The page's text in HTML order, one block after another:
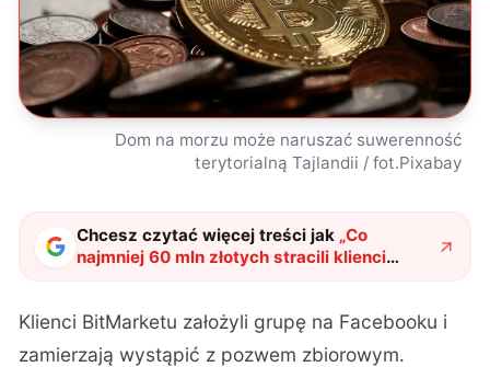
Dom na morzu może naruszać suwerenność
terytorialną Tajlandii / fot.Pixabay
Chcesz czytać więcej treści jak „Co
najmniej 60 mln złotych stracili klienci
polskiej giełdy kryptowalut BitMarket"?
Klienci BitMarketu założyli grupę na Facebooku i
zamierzają wystąpić z pozwem zbiorowym.